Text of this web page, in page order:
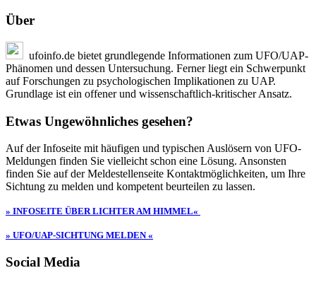
Über
ufoinfo.de bietet grundlegende Informationen zum UFO/UAP-
Phänomen und dessen Untersuchung. Ferner liegt ein Schwerpunkt
auf Forschungen zu psychologischen Implikationen zu UAP.
Grundlage ist ein offener und wissenschaftlich-kritischer Ansatz.
Etwas Ungewöhnliches gesehen?
Auf der Infoseite mit häufigen und typischen Auslösern von UFO-
Meldungen finden Sie vielleicht schon eine Lösung. Ansonsten
finden Sie auf der Meldestellenseite Kontaktmöglichkeiten, um Ihre
Sichtung zu melden und kompetent beurteilen zu lassen.
» INFOSEITE ÜBER LICHTER AM HIMMEL«
» UFO/UAP-SICHTUNG MELDEN «
Social Media